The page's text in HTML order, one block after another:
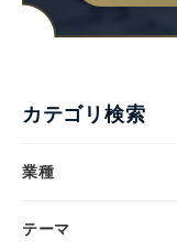
カテゴリ検索
業種
テーマ